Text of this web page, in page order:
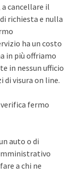
cancellare il
richiesta e nulla
ha un costo
in più offriamo
in nessun ufficio
di visura on line.
verifica fermo
auto o di
a chi ne